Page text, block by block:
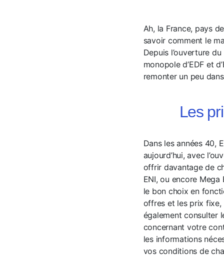
Ah, la France, pays
savoir comment le
Depuis l’ouverture
monopole d’EDF et
remonter un peu
Les
Dans les années 40,
aujourd’hui, avec
offrir davantage de
ENI, ou encore
le bon choix en
offres et les prix fixe,
également consulter
concernant votre
les informations
vos conditions de